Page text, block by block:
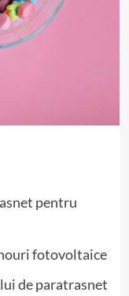
pentru
fotovoltaice
de paratrasnet